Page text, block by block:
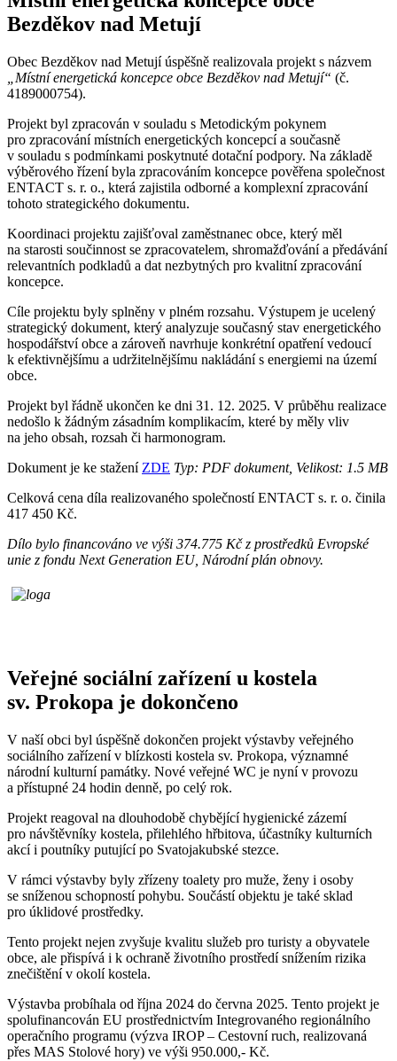
Bezděkov nad Metují
Obec Bezděkov nad Metují úspěšně realizovala projekt s názvem
„Místní energetická koncepce obce Bezděkov nad Metují“ (č.
4189000754).
Projekt byl zpracován v souladu s Metodickým pokynem
pro zpracování místních energetických koncepcí a současně
v souladu s podmínkami poskytnuté dotační podpory. Na základě
výběrového řízení byla zpracováním koncepce pověřena společnost
ENTACT s. r. o., která zajistila odborné a komplexní zpracování
tohoto strategického dokumentu.
Koordinaci projektu zajišťoval zaměstnanec obce, který měl
na starosti součinnost se zpracovatelem, shromažďování a předávání
relevantních podkladů a dat nezbytných pro kvalitní zpracování
koncepce.
Cíle projektu byly splněny v plném rozsahu. Výstupem je ucelený
strategický dokument, který analyzuje současný stav energetického
hospodářství obce a zároveň navrhuje konkrétní opatření vedoucí
k efektivnějšímu a udržitelnějšímu nakládání s energiemi na území
obce.
Projekt byl řádně ukončen ke dni 31. 12. 2025. V průběhu realizace
nedošlo k žádným zásadním komplikacím, které by měly vliv
na jeho obsah, rozsah či harmonogram.
Dokument je ke stažení ZDE Typ: PDF dokument, Velikost: 1.5 MB
Celková cena díla realizovaného společností ENTACT s. r. o. činila
417 450 Kč.
Dílo bylo financováno ve výši 374.775 Kč z prostředků Evropské
unie z fondu Next Generation EU, Národní plán obnovy.
Veřejné sociální zařízení u kostela
sv. Prokopa je dokončeno
V naší obci byl úspěšně dokončen projekt výstavby veřejného
sociálního zařízení v blízkosti kostela sv. Prokopa, významné
národní kulturní památky. Nové veřejné WC je nyní v provozu
a přístupné 24 hodin denně, po celý rok.
Projekt reagoval na dlouhodobě chybějící hygienické zázemí
pro návštěvníky kostela, přilehlého hřbitova, účastníky kulturních
akcí i poutníky putující po Svatojakubské stezce.
V rámci výstavby byly zřízeny toalety pro muže, ženy i osoby
se sníženou schopností pohybu. Součástí objektu je také sklad
pro úklidové prostředky.
Tento projekt nejen zvyšuje kvalitu služeb pro turisty a obyvatele
obce, ale přispívá i k ochraně životního prostředí snížením rizika
znečištění v okolí kostela.
Výstavba probíhala od října 2024 do června 2025. Tento projekt je
spolufinancován EU prostřednictvím Integrovaného regionálního
operačního programu (výzva IROP – Cestovní ruch, realizovaná
přes MAS Stolové hory) ve výši 950.000,- Kč.